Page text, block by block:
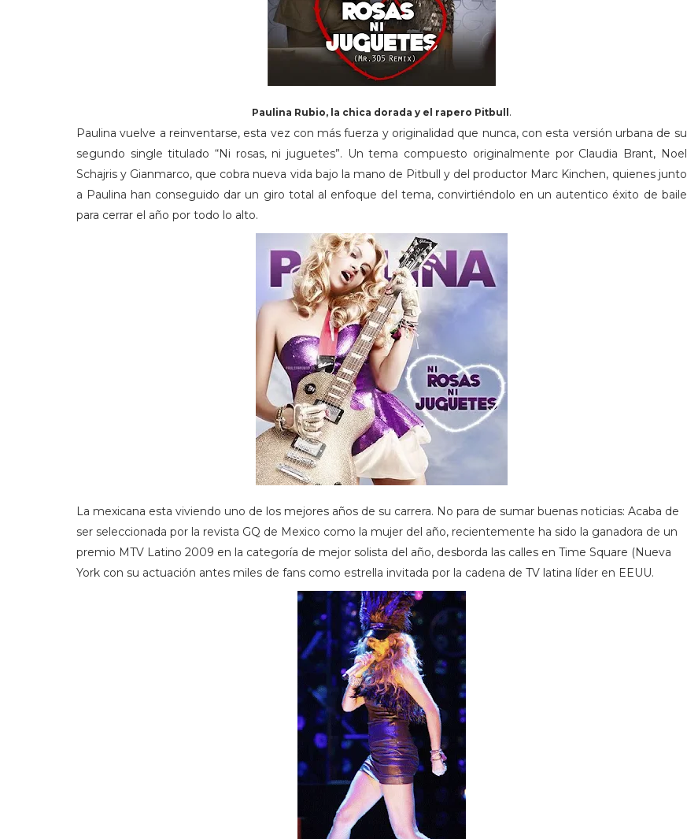
Paulina Rubio, la chica dorada y el rapero Pitbull .
Paulina vuelve a reinventarse, esta vez con más fuerza y originalidad que nunca, con esta versión urbana de su
segundo single titulado “Ni rosas, ni juguetes”. Un tema compuesto originalmente por Claudia Brant, Noel
Schajris y Gianmarco, que cobra nueva vida bajo la mano de Pitbull y del productor Marc Kinchen, quienes junto
a Paulina han conseguido dar un giro total al enfoque del tema, convirtiéndolo en un autentico éxito de baile
para cerrar el año por todo lo alto.
La mexicana esta viviendo uno de los mejores años de su carrera. No para de sumar buenas noticias: Acaba de
ser seleccionada por la revista GQ de Mexico como la mujer del año, recientemente ha sido la ganadora de un
premio MTV Latino 2009 en la categoría de mejor solista del año, desborda las calles en Time Square (Nueva
York con su actuación antes miles de fans como estrella invitada por la cadena de TV latina líder en EEUU.